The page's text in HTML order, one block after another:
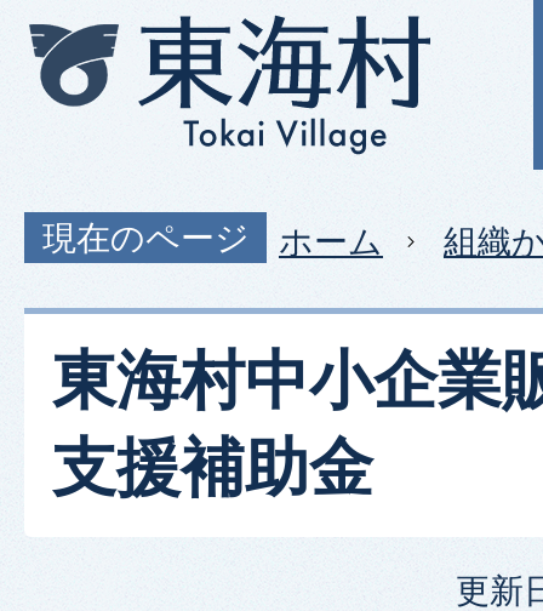
現在のページ ホーム 組織
東海村中小企業
支援補助金
更新